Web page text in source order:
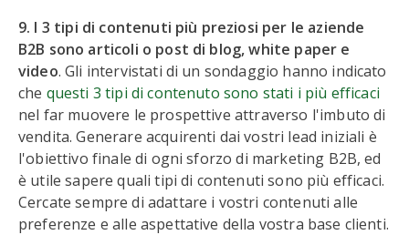
9. I 3 tipi di contenuti più preziosi per le aziende
B2B sono articoli o post di blog, white paper e
video. Gli intervistati di un sondaggio hanno indicato
che questi 3 tipi di contenuto sono stati i più efficaci
nel far muovere le prospettive attraverso l'imbuto di
vendita. Generare acquirenti dai vostri lead iniziali è
l'obiettivo finale di ogni sforzo di marketing B2B, ed
è utile sapere quali tipi di contenuti sono più efficaci.
Cercate sempre di adattare i vostri contenuti alle
preferenze e alle aspettative della vostra base clienti.